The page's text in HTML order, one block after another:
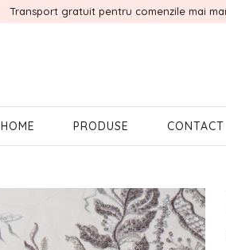
Transport gratuit pentru comenzile mai
HOME PRODUSE CONTACT